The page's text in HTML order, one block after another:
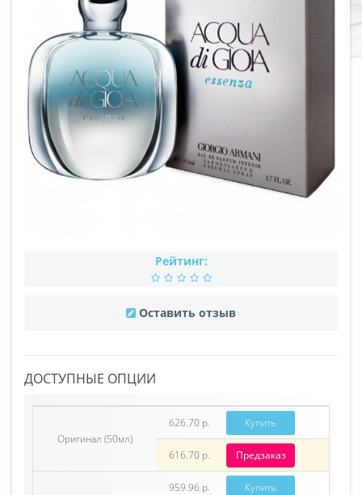
Рейтинг:
Оставить отзыв
ДОСТУПНЫЕ ОПЦИИ
Оригинал (50мл)
626.70 р. Купить
616.70 р. Предзаказ
959.96 р. Купить